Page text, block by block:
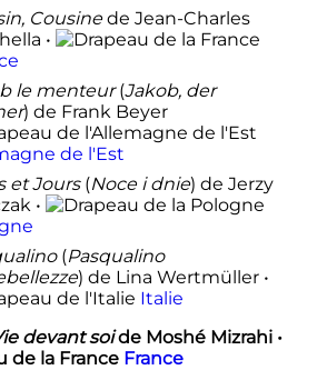
Cousinede Jean-Charles
•
le menteur(Jakob, der
) de Frank Beyer
de l'Est
et Jours(Noce i dnie) de Jerzy
•
(Pasqualino
) de Lina Wertmüller •
Italie
devant soide Moshé Mizrahi •
France